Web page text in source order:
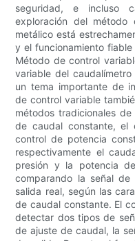
seguridad, e incluso
exploración del
metálico está
y el funcionamiento
Método de control
variable del
un tema importante de
de control variable
métodos tradicionales
de caudal constante, el
control de potencia
respectivamente el
presión y la potencia
comparando la señal
salida real, según las
de caudal constante. El
detectar dos tipos de
de ajuste de caudal, la